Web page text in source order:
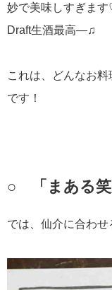
妙で美味しすぎま
Draft生酒最高―♫
これは、どんなお
です！
○ 「まある笑
では、仙介に合わ